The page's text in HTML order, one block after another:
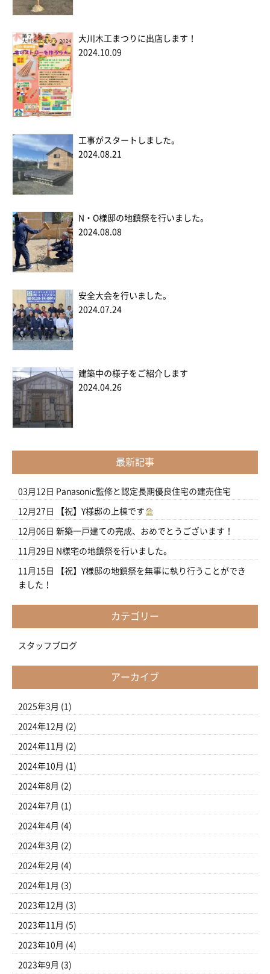
大川木工まつりに出店します！
2024.10.09
工事がスタートしました。
2024.08.21
N・O様邸の地鎮祭を行いました。
2024.08.08
安全大会を行いました。
2024.07.24
建築中の様子をご紹介します
2024.04.26
最新記事
03月12日 Panasonic監修と認定長期優良住宅の建売住宅
12月27日 【祝】Y様邸の上棟です
12月06日 新築一戸建ての完成、おめでとうございます！
11月29日 N様宅の地鎮祭を行いました。
11月15日
【祝】Y様邸の地鎮祭を無事に執り行うことができ
ました！
カテゴリー
スタッフブログ
アーカイブ
2025年3月 (1)
2024年12月 (2)
2024年11月 (2)
2024年10月 (1)
2024年8月 (2)
2024年7月 (1)
2024年4月 (4)
2024年3月 (2)
2024年2月 (4)
2024年1月 (3)
2023年12月 (3)
2023年11月 (5)
2023年10月 (4)
2023年9月 (3)